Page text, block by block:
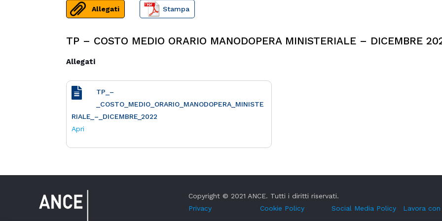
Allegati Stampa
TP – COSTO MEDIO ORARIO MANODOPERA MINISTERIALE – DICEMBRE
Allegati
TP_–
_COSTO_MEDIO_ORARIO_MANODOPERA_MINISTE
RIALE_–_DICEMBRE_2022
Apri
Copyright © 2021 ANCE. Tutti i diritti riservati.
Privacy
Cookie Policy Social Media Policy Lavora con